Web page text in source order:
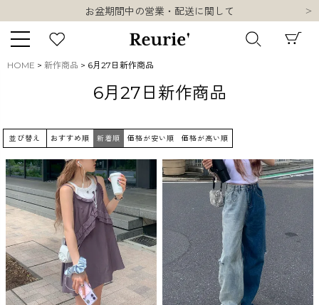
お盆期間中の営業・配送に関して
10,000円以上ご購入で送料無料
熊本県熊本地方を震源とする地震の影響について
類似ブランド・他社ショップ様との誤認知に関するお願い
販売タイプ
新着 再入荷 SALE
商品タイプ
ORIGINAL HIT ITEM
HOME 新作商品 6月27日新作商品
6月27日新作商品
並び替え おすすめ順 新着順 価格が安い順 価格が高い順